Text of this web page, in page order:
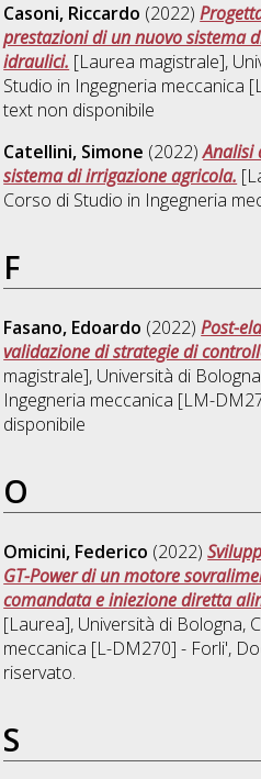
Casoni, Riccardo (2022)
prestazioni di un nuovo sistema
idraulici. [Laurea magistrale],
Studio in Ingegneria meccanica
text non disponibile
Catellini, Simone (2022)Analisi
sistema di irrigazione agricola.
Corso di Studio in Ingegneria
F
Fasano, Edoardo (2022)Post-
validazione di strategie di
magistrale], Università di
Ingegneria meccanica [LM-
disponibile
O
Omicini, Federico (2022)
GT-Power di un motore
comandata e iniezione diretta
[Laurea], Università di Bologna,
meccanica [L-DM270] - Forli',
riservato.
S